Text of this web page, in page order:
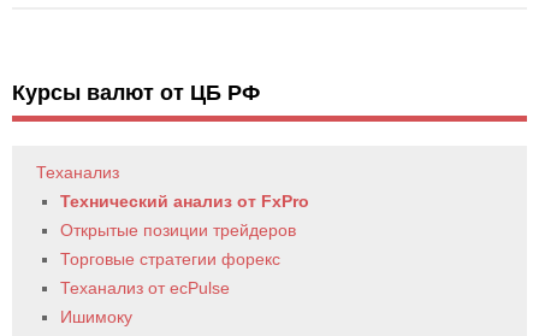
Курсы валют от ЦБ РФ
Теханализ
Технический анализ от FxPro
Открытые позиции трейдеров
Торговые стратегии форекс
Теханализ от ecPulse
Ишимоку